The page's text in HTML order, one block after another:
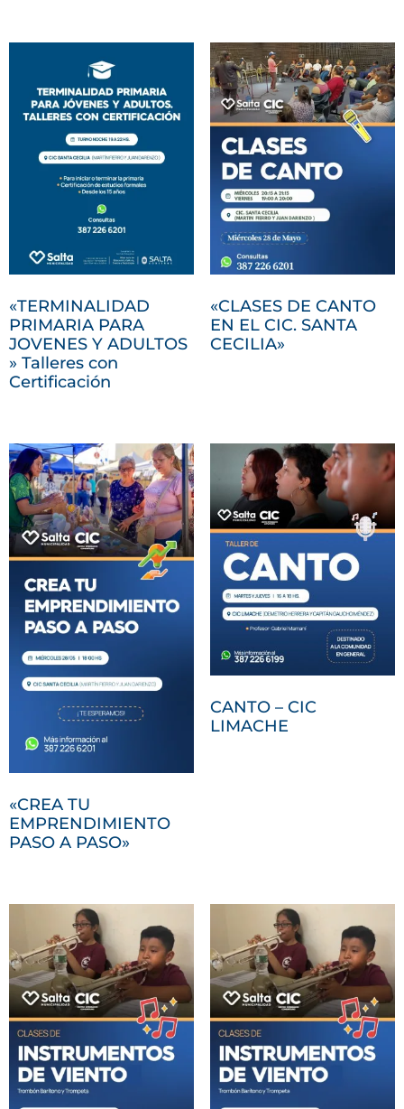
«TERMINALIDAD
PRIMARIA PARA
JOVENES Y ADULTOS
» Talleres con
Certificación
«CLASES DE CANTO
EN EL CIC. SANTA
CECILIA»
«CREA TU
EMPRENDIMIENTO
PASO A PASO»
CANTO – CIC
LIMACHE